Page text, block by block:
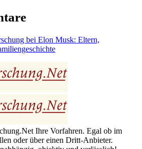
bei Elon Musk: Eltern,
Ihre Vorfahren. Egal ob im
oder über einen Dritt-Anbieter.